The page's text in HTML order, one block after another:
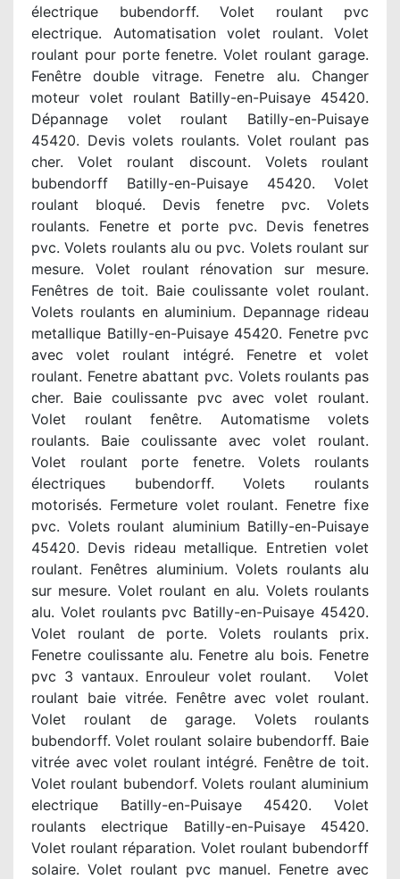
électrique bubendorff. Volet roulant pvc
electrique. Automatisation volet roulant. Volet
roulant pour porte fenetre. Volet roulant garage.
Fenêtre double vitrage. Fenetre alu. Changer
moteur volet roulant Batilly-en-Puisaye 45420.
Dépannage volet roulant Batilly-en-Puisaye
45420. Devis volets roulants. Volet roulant pas
cher. Volet roulant discount. Volets roulant
bubendorff Batilly-en-Puisaye 45420. Volet
roulant bloqué. Devis fenetre pvc. Volets
roulants. Fenetre et porte pvc. Devis fenetres
pvc. Volets roulants alu ou pvc. Volets roulant sur
mesure. Volet roulant rénovation sur mesure.
Fenêtres de toit. Baie coulissante volet roulant.
Volets roulants en aluminium. Depannage rideau
metallique Batilly-en-Puisaye 45420. Fenetre pvc
avec volet roulant intégré. Fenetre et volet
roulant. Fenetre abattant pvc. Volets roulants pas
cher. Baie coulissante pvc avec volet roulant.
Volet roulant fenêtre. Automatisme volets
roulants. Baie coulissante avec volet roulant.
Volet roulant porte fenetre. Volets roulants
électriques bubendorff. Volets roulants
motorisés. Fermeture volet roulant. Fenetre fixe
pvc. Volets roulant aluminium Batilly-en-Puisaye
45420. Devis rideau metallique. Entretien volet
roulant. Fenêtres aluminium. Volets roulants alu
sur mesure. Volet roulant en alu. Volets roulants
alu. Volet roulants pvc Batilly-en-Puisaye 45420.
Volet roulant de porte. Volets roulants prix.
Fenetre coulissante alu. Fenetre alu bois. Fenetre
pvc 3 vantaux. Enrouleur volet roulant. Volet
roulant baie vitrée. Fenêtre avec volet roulant.
Volet roulant de garage. Volets roulants
bubendorff. Volet roulant solaire bubendorff. Baie
vitrée avec volet roulant intégré. Fenêtre de toit.
Volet roulant bubendorf. Volets roulant aluminium
electrique Batilly-en-Puisaye 45420. Volet
roulants electrique Batilly-en-Puisaye 45420.
Volet roulant réparation. Volet roulant bubendorff
solaire. Volet roulant pvc manuel. Fenetre avec